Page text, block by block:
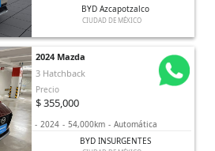
BYD Azcapotzalco
CIUDAD DE MÉXICO
2024 Mazda
3 Hatchback
Precio
$ 355,000
- 2024 - 54,000km - Automática
BYD INSURGENTES